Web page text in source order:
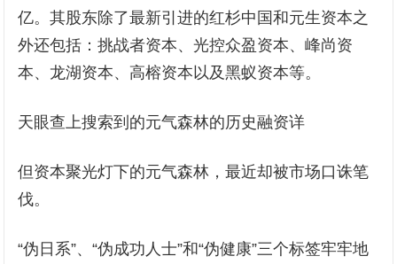
亿。其股东除了最新引进的红杉中国和元生资本之
外还包括：挑战者资本、光控众盈资本、峰尚资
本、龙湖资本、高榕资本以及黑蚁资本等。
天眼查上搜索到的元气森林的历史融资详
但资本聚光灯下的元气森林，最近却被市场口诛笔
伐。
“伪日系”、“伪成功人士”和“伪健康”三个标签牢牢地